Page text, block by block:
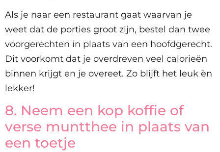
Als je naar een restaurant gaat waarvan je
weet dat de porties groot zijn, bestel dan twee
voorgerechten in plaats van een hoofdgerecht.
Dit voorkomt dat je overdreven veel calorieën
binnen krijgt en je overeet. Zo blijft het leuk èn
lekker!
8. Neem een kop koffie of
verse muntthee in plaats van
een toetje